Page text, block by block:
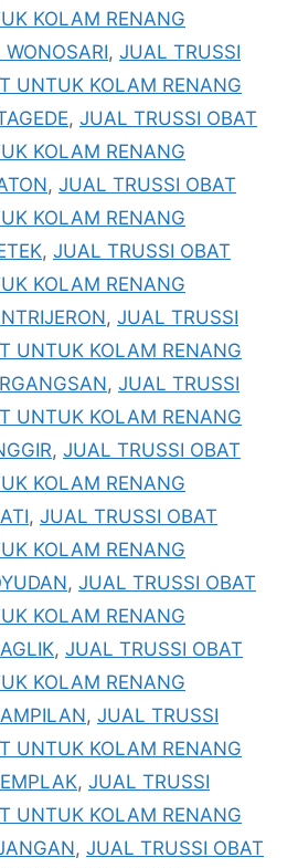
KOLAM RENANG
, JUAL TRUSSI
UNTUK KOLAM RENANG
, JUAL TRUSSI OBAT
KOLAM RENANG
, JUAL TRUSSI OBAT
KOLAM RENANG
, JUAL TRUSSI OBAT
KOLAM RENANG
, JUAL TRUSSI
UNTUK KOLAM RENANG
, JUAL TRUSSI
UNTUK KOLAM RENANG
, JUAL TRUSSI OBAT
KOLAM RENANG
, JUAL TRUSSI OBAT
KOLAM RENANG
, JUAL TRUSSI OBAT
KOLAM RENANG
, JUAL TRUSSI OBAT
KOLAM RENANG
, JUAL TRUSSI
UNTUK KOLAM RENANG
, JUAL TRUSSI
UNTUK KOLAM RENANG
, JUAL TRUSSI OBAT